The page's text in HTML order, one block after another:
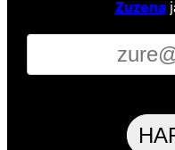
Zuzena